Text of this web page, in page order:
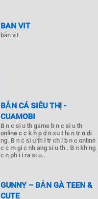
BAN VIT
bắn vịt
BẮN CÁ SIÊU THỊ -
CUAMOBI
B n c si u th game b n c si u th
online c c k h p d n xu t hi n tr n di
ng. B n c si u th l tr ch i b n c online
c c m gi c nh ang si u th . B n kh ng
c n ph i i ra si u..
GUNNY – BẮN GÀ TEEN &
CUTE